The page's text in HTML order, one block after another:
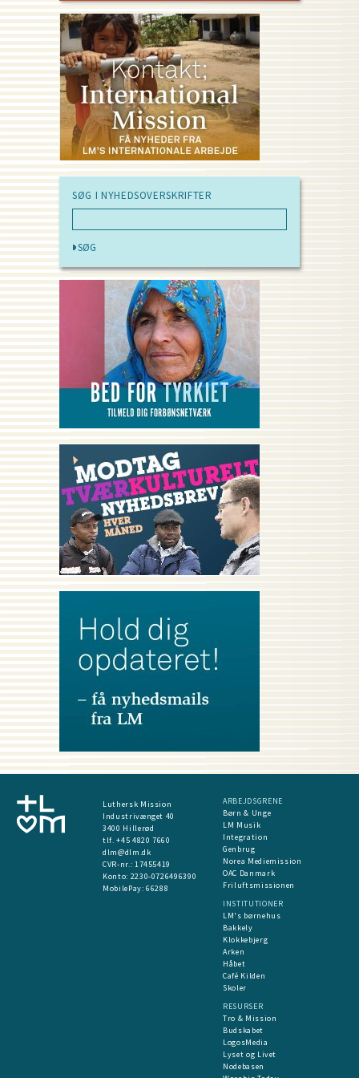
SØG I NYHEDSOVERSKRIFTER
Luthersk Mission
Industrivænget 40
3400 Hillerød
tlf. +45 4820 7660
dlm@dlm.dk
CVR-nr.: 17455419
​Konto: 2230-0726496390
MobilePay:66288
ARBEJDSGRENE
Børn & Unge
LM Musik
Integration
Genbrug
Norea Mediemission
OAC Danmark
Friluftsmissionen
INSTITUTIONER
LM's børnehus
Bakkely
Klokkebjerg
Arken
Håbet
Café Kilden
Skoler
RESURSER
Tro & Mission
Budskabet
LogosMedia
Lyset og Livet
Nodebasen